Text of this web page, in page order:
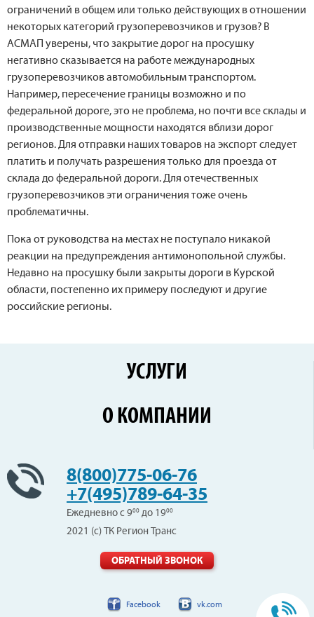
ограничений в общем или только действующих в отношении
некоторых категорий грузоперевозчиков и грузов? В
АСМАП уверены, что закрытие дорог на просушку
негативно сказывается на работе международных
грузоперевозчиков автомобильным транспортом.
Например, пересечение границы возможно и по
федеральной дороге, это не проблема, но почти все склады и
производственные мощности находятся вблизи дорог
регионов. Для отправки наших товаров на экспорт следует
платить и получать разрешения только для проезда от
склада до федеральной дороги. Для отечественных
грузоперевозчиков эти ограничения тоже очень
проблематичны.
Пока от руководства на местах не поступало никакой
реакции на предупреждения антимонопольной службы.
Недавно на просушку были закрыты дороги в Курской
области, постепенно их примеру последуют и другие
российские регионы.
УСЛУГИ
Железнодорожные перевозки
Негабаритные перевозки
О КОМПАНИИ
Клиенты
Вопрос-Ответ
Отзывы
Вакансии
Контакты
8(800)775-06-76
+7(495)789-64-35
Ежедневно с 900 до 1900
2021 (с) ТК Регион Транс
ОБРАТНЫЙ ЗВОНОК
Facebook vk.com